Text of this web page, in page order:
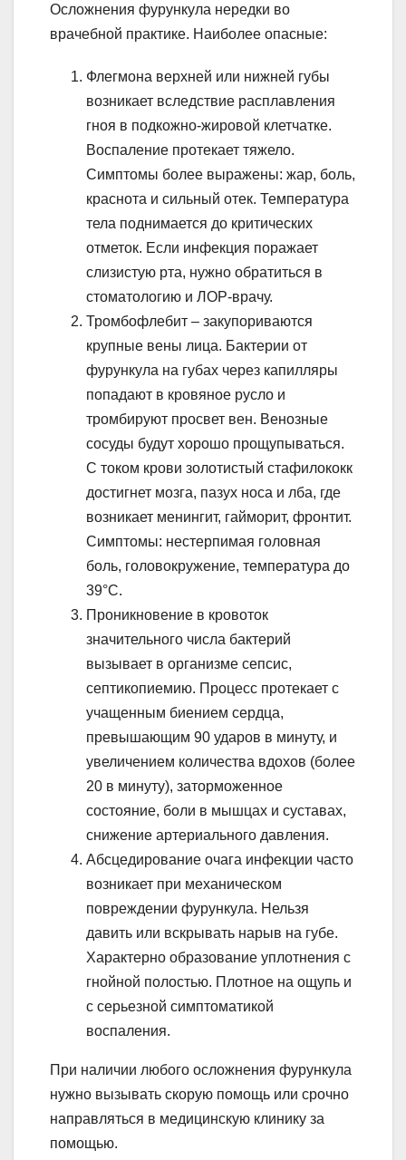
Осложнения фурункула нередки во
врачебной практике. Наиболее опасные:
Флегмона верхней или нижней губы
возникает вследствие расплавления
гноя в подкожно-жировой клетчатке.
Воспаление протекает тяжело.
Симптомы более выражены: жар, боль,
краснота и сильный отек. Температура
тела поднимается до критических
отметок. Если инфекция поражает
слизистую рта, нужно обратиться в
стоматологию и ЛОР-врачу.
Тромбофлебит – закупориваются
крупные вены лица. Бактерии от
фурункула на губах через капилляры
попадают в кровяное русло и
тромбируют просвет вен. Венозные
сосуды будут хорошо прощупываться.
С током крови золотистый стафилококк
достигнет мозга, пазух носа и лба, где
возникает менингит, гайморит, фронтит.
Симптомы: нестерпимая головная
боль, головокружение, температура до
39°С.
Проникновение в кровоток
значительного числа бактерий
вызывает в организме сепсис,
септикопиемию. Процесс протекает с
учащенным биением сердца,
превышающим 90 ударов в минуту, и
увеличением количества вдохов (более
20 в минуту), заторможенное
состояние, боли в мышцах и суставах,
снижение артериального давления.
Абсцедирование очага инфекции часто
возникает при механическом
повреждении фурункула. Нельзя
давить или вскрывать нарыв на губе.
Характерно образование уплотнения с
гнойной полостью. Плотное на ощупь и
с серьезной симптоматикой
воспаления.
При наличии любого осложнения фурункула
нужно вызывать скорую помощь или срочно
направляться в медицинскую клинику за
помощью.